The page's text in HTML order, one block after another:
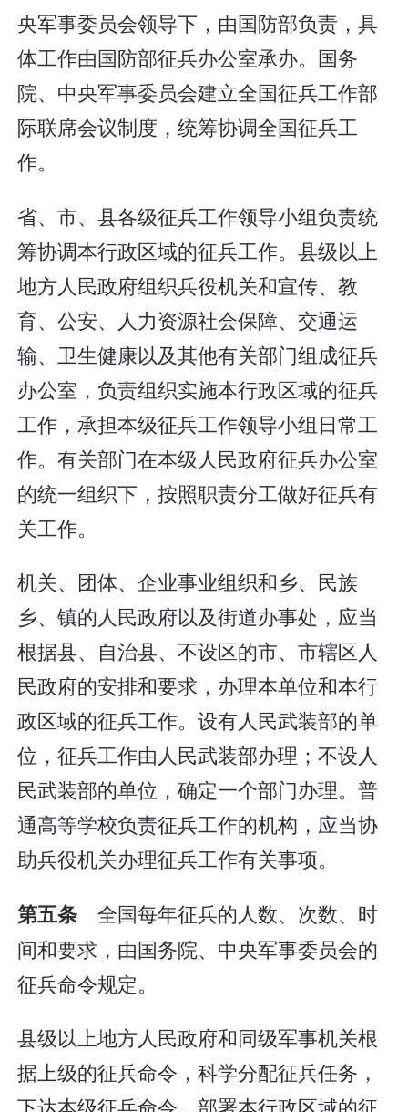
央军事委员会领导下，由国防部负责，具
体工作由国防部征兵办公室承办。国务
院、中央军事委员会建立全国征兵工作部
际联席会议制度，统筹协调全国征兵工
作。
省、市、县各级征兵工作领导小组负责统
筹协调本行政区域的征兵工作。县级以上
地方人民政府组织兵役机关和宣传、教
育、公安、人力资源社会保障、交通运
输、卫生健康以及其他有关部门组成征兵
办公室，负责组织实施本行政区域的征兵
工作，承担本级征兵工作领导小组日常工
作。有关部门在本级人民政府征兵办公室
的统一组织下，按照职责分工做好征兵有
关工作。
机关、团体、企业事业组织和乡、民族
乡、镇的人民政府以及街道办事处，应当
根据县、自治县、不设区的市、市辖区人
民政府的安排和要求，办理本单位和本行
政区域的征兵工作。设有人民武装部的单
位，征兵工作由人民武装部办理；不设人
民武装部的单位，确定一个部门办理。普
通高等学校负责征兵工作的机构，应当协
助兵役机关办理征兵工作有关事项。
第五条 全国每年征兵的人数、次数、时
间和要求，由国务院、中央军事委员会的
征兵命令规定。
县级以上地方人民政府和同级军事机关根
据上级的征兵命令，科学分配征兵任务，